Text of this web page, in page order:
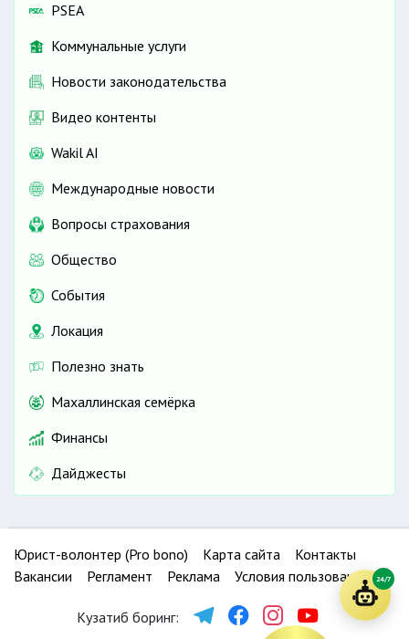
PSEA
Коммунальные услуги
Новости законодательства
Видео контенты
Wakil AI
Международные новости
Вопросы страхования
Общество
События
Локация
Полезно знать
Махаллинская семёрка
Финансы
Дайджесты
Юрист-волонтер (Pro bono) Карта сайта
Контакты
Вакансии
Регламент Реклама Условия пользования
Кузатиб боринг:
24/7